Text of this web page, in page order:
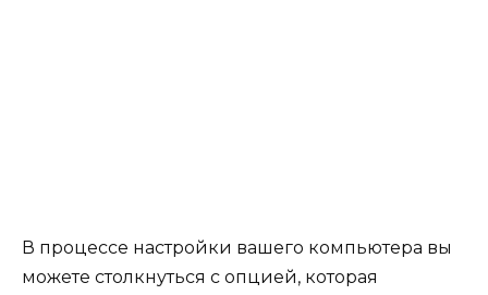
В процессе настройки вашего компьютера вы
можете столкнуться с опцией, которая